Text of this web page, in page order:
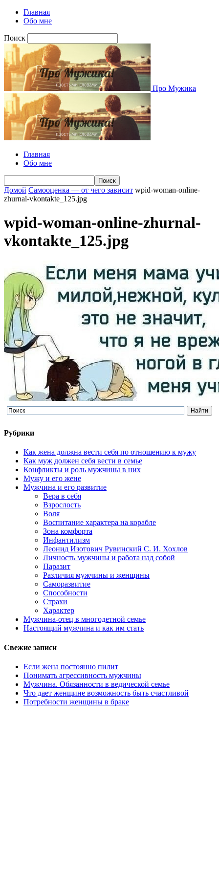
Главная
Обо мне
Поиск
Про Мужика
Главная
Обо мне
Домой Самооценка — от чего зависит wpid-woman-online-
zhurnal-vkontakte_125.jpg
wpid-woman-online-zhurnal-
vkontakte_125.jpg
Рубрики
Как жена должна вести себя по отношению к мужу
Как муж должен себя вести в семье
Конфликты и роль мужчины в них
Мужу и его жене
Мужчина и его развитие
Вера в себя
Взрослость
Воля
Воспитание характера на корабле
Зона комфорта
Инфантилизм
Леонид Изотович Рувинский С. И. Хохлов
Личность мужчины и работа над собой
Паразит
Различия мужчины и женщины
Саморазвитие
Способности
Страхи
Характер
Мужчина-отец в многодетной семье
Настоящий мужчина и как им стать
Свежие записи
Если жена постоянно пилит
Понимать агрессивность мужчины
Мужчина. Обязанности в ведической семье
Что дает женщине возможность быть счастливой
Потребности женщины в браке